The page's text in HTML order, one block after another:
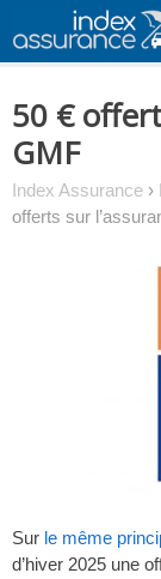
content
50 €
GMF
Index Assurance ›
offerts sur
Sur le même
d’hiver 2025 une